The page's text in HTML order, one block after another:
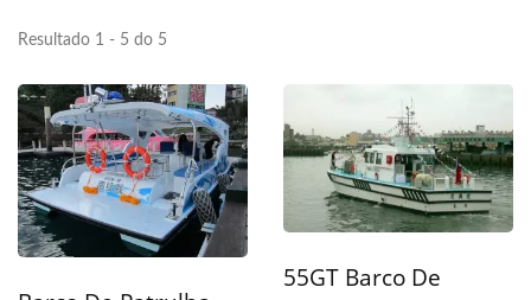
Resultado 1 - 5 do 5
55GT Barco De